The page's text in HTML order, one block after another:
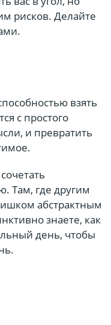
рисков. Делайте
взять
с простого
и превратить
Там, где другим
абстрактным
знаете, как
день, чтобы